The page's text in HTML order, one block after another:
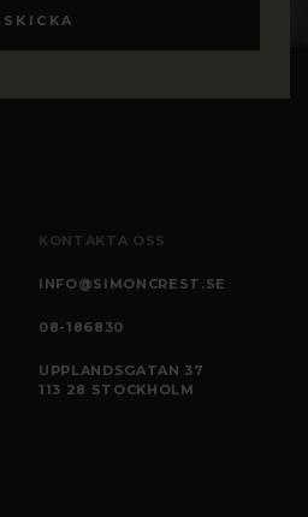
KONTAKTA OSS
INFO@SIMONCREST.SE
08-186830
UPPLANDSGATAN 37
113 28 STOCKHOLM